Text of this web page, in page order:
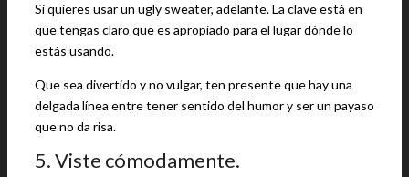
Si quieres usar un ugly sweater, adelante. La clave está en
que tengas claro que es apropiado para el lugar dónde lo
estás usando.
Que sea divertido y no vulgar, ten presente que hay una
delgada línea entre tener sentido del humor y ser un payaso
que no da risa.
5. Viste cómodamente.